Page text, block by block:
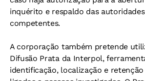
inquérito e respaldo das
competentes.
A corporação também pretende
Difusão Prata da Interpol,
identificação, localização e